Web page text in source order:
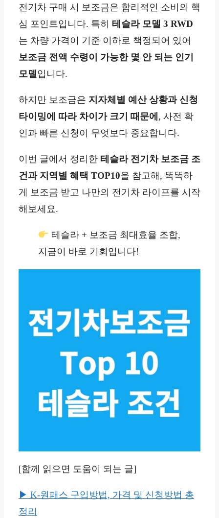
전기차 구매 시 보조금은 합리적인 소비의 핵
심 포인트입니다. 특히 테슬라 모델 3 RWD
는 차량 가격이 기준 이하로 책정되어 있어
보조금 전액 수령이 가능한 몇 안 되는 인기
모델 입니다.
하지만 보조금은 지자체별 예산 상황과 신청
타이밍에 따라 차이가 크기 때문에 , 사전 확
인과 빠른 신청이 무엇보다 중요합니다.
이번 글에서 정리한 테슬라 전기차 보조금 조
건과 지역별 혜택 TOP10을 참고해, 똑똑하
게 보조금 받고 나만의 전기차 라이프를 시작
해보세요.
테슬라 + 보조금 최대효율 조합,
지금이 바로 기회입니다!
[함께 읽으면 도움이 되는 글]
▶︎ K-원패스 구입방법, 가격 및 신청방법 총
정리